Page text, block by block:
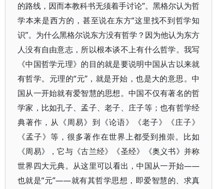
的路线，因而本教科书无须着手讨论”。黑格尔认为哲
学本来是西方的，甚至说在东方“这里找不到哲学知
识”。为什么黑格尔说东方没有哲学？因为他认为东方
人没有自由意志，所以根本谈不上有什么哲学。我写
《中国哲学元理》的目的就是要说明中国从古以来就
有哲学。元理的“元”，就是开始，也是大的意思。中
国从一开始就有爱智慧的思想。中国不仅有著名的哲
学家，比如孔子、孟子、老子、庄子等；也有哲学经
典著作，从《周易》到《论语》《老子》《庄子》
《孟子》等，很多著作在世界上都受到推崇。比如
《周易》，它与《古兰经》《圣经》《奥义书》并称
世界四大元典。从这里可以看出，中国从一开始——
也就是“元”——就有其哲学思想，即爱智慧的、求真